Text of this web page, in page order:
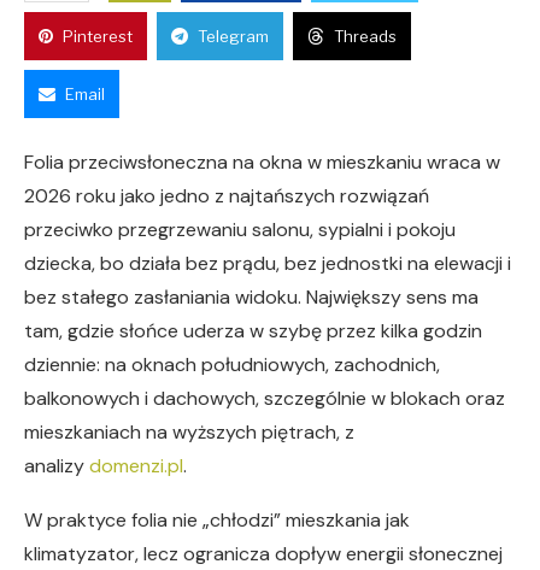
Pinterest Telegram Threads
Email
Folia przeciwsłoneczna na okna w mieszkaniu wraca w
2026 roku jako jedno z najtańszych rozwiązań
przeciwko przegrzewaniu salonu, sypialni i pokoju
dziecka, bo działa bez prądu, bez jednostki na elewacji i
bez stałego zasłaniania widoku. Największy sens ma
tam, gdzie słońce uderza w szybę przez kilka godzin
dziennie: na oknach południowych, zachodnich,
balkonowych i dachowych, szczególnie w blokach oraz
mieszkaniach na wyższych piętrach, z
analizydomenzi.pl.
W praktyce folia nie „chłodzi” mieszkania jak
klimatyzator, lecz ogranicza dopływ energii słonecznej